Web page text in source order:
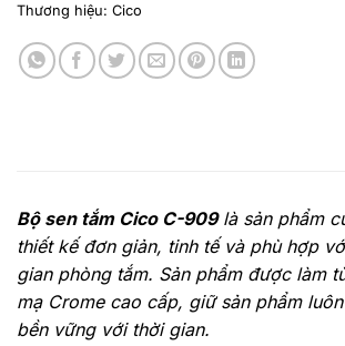
Thương hiệu: Cico
Bộ sen tắm Cico C-909làsản phẩm
thiết kế đơn giản, tinh tế và phù hợp
gian phòng tắm. Sản phẩm được làm
mạ Crome cao cấp, giữ sản phẩm
bền vững với thời gian.